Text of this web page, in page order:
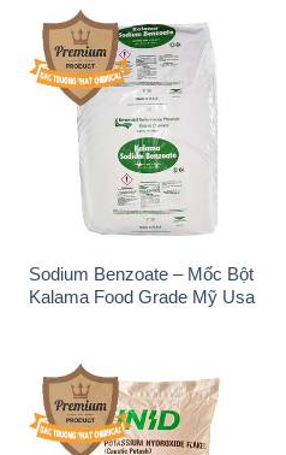
Sodium Benzoate – Mốc Bột
Kalama Food Grade Mỹ Usa